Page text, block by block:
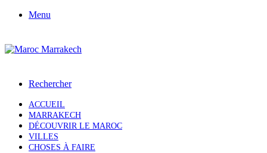
Menu
Rechercher
ACCUEIL
MARRAKECH
DÉCOUVRIR LE MAROC
VILLES
CHOSES À FAIRE